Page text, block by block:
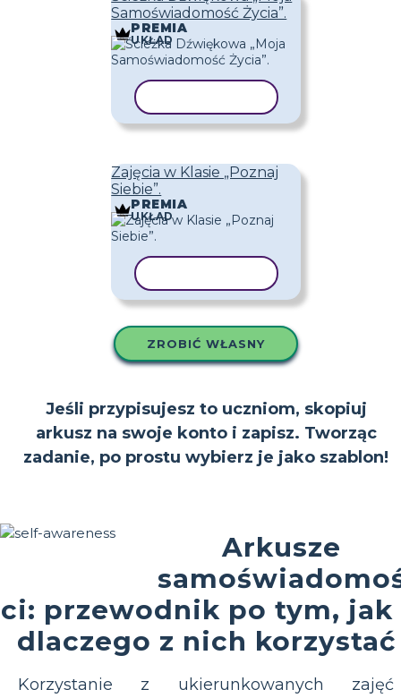
Samoświadomość Życia”.
PREMIA
UKŁAD
Zajęcia w Klasie „Poznaj
Siebie”.
PREMIA
UKŁAD
ZROBIĆ WŁASNY
Jeśli przypisujesz to uczniom, skopiuj
arkusz na swoje konto i zapisz. Tworząc
zadanie, po prostu wybierz je jako szablon!
Arkusze
ci: przewodnik po tym, jak
dlaczego z nich korzystać
Korzystanie z ukierunkowanych zajęć